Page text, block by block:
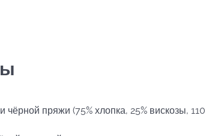
чёрной пряжи (75% хлопка, 25% вискозы,